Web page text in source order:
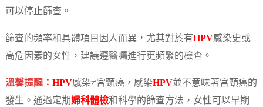
可以停止篩查。
篩查的頻率和具體項目因人而異，尤其對於有HPV感染史或
高危因素的女性，建議遵醫囑進行更頻繁的檢查。
溫馨提醒： HPV感染≠宮頸癌，感染HPV並不意味著宮頸癌的
發生。通過定期婦科體檢和科學的篩查方法，女性可以早期